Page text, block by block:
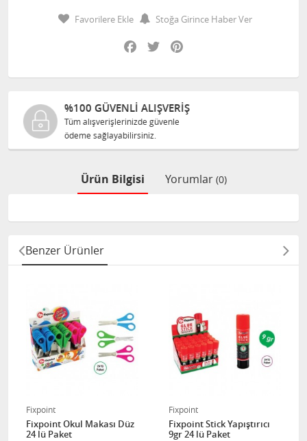
Favorilere Ekle
Stoğa Girince Haber Ver
Facebook
Twitter
ALIŞVERİŞ
güvenle
Ürün Bilgisi Yorumlar (0)
Benzer Ürünler
Fixpoint
Fixpoint Okul Makası Düz
24 lü Paket
Fixpoint
Fixpoint Stick Yapıştırıcı
9gr 24 lü Paket